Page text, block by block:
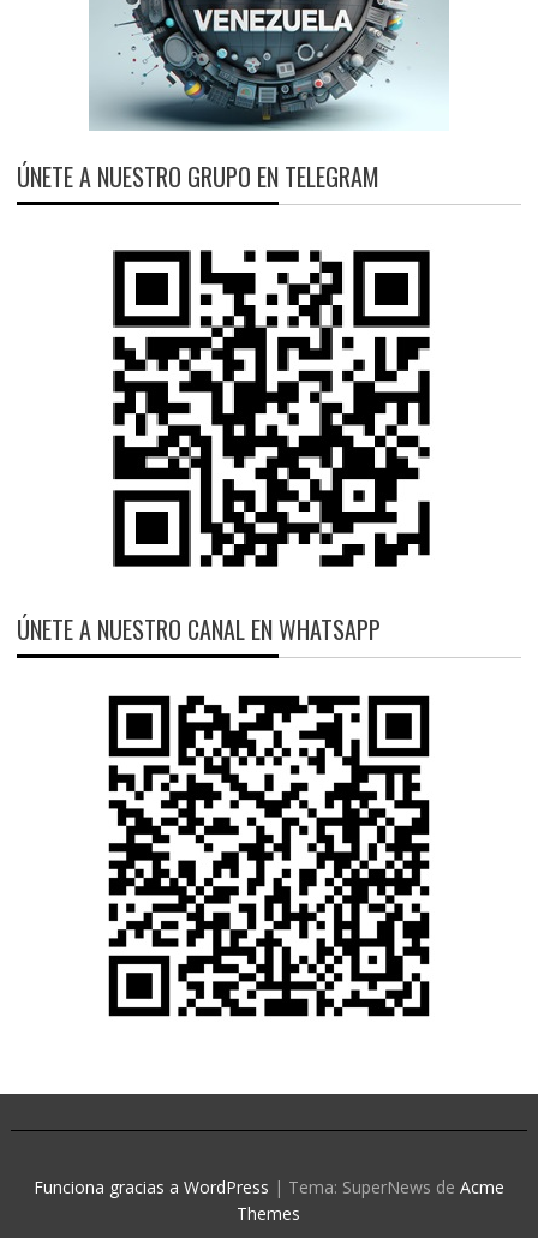
ÚNETE A NUESTRO GRUPO EN TELEGRAM
ÚNETE A NUESTRO CANAL EN WHATSAPP
Funciona gracias a WordPress | Tema: SuperNews de Acme
Themes